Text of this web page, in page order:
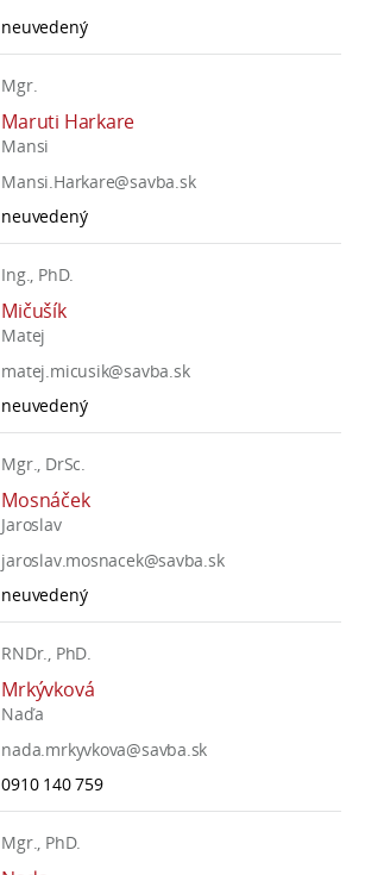
neuvedený
Mgr.
Maruti Harkare
Mansi
Mansi.Harkare@savba.sk
neuvedený
Ing., PhD.
Mičušík
Matej
matej.micusik@savba.sk
neuvedený
Mgr., DrSc.
Mosnáček
Jaroslav
jaroslav.mosnacek@savba.sk
neuvedený
RNDr., PhD.
Mrkývková
Naďa
nada.mrkyvkova@savba.sk
0910 140 759
Mgr., PhD.